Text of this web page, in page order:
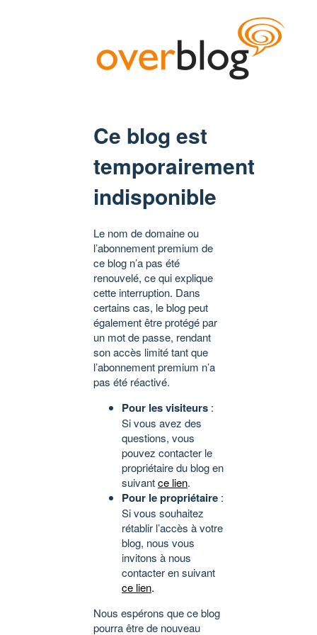
Ce blog est
temporairement
indisponible
Le nom de domaine ou
l’abonnement premium de
ce blog n’a pas été
renouvelé, ce qui explique
cette interruption. Dans
certains cas, le blog peut
également être protégé par
un mot de passe, rendant
son accès limité tant que
l’abonnement premium n’a
pas été réactivé.
Pour les visiteurs :
Si vous avez des
questions, vous
pouvez contacter le
propriétaire du blog en
suivantce lien.
Pour le propriétaire :
Si vous souhaitez
rétablir l’accès à votre
blog, nous vous
invitons à nous
contacter en suivant
ce lien.
Nous espérons que ce blog
pourra être de nouveau